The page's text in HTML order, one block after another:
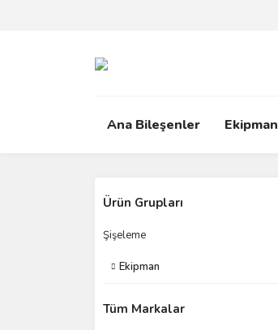
Ana Bileşenler Ekipman
Ürün Grupları
Şişeleme
Ekipman
Tüm Markalar